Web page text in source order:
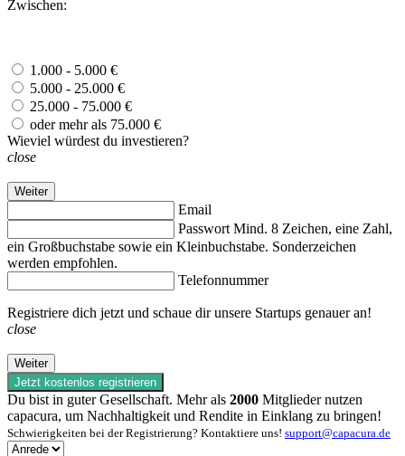
Zwischen:
1.000 - 5.000 €
5.000 - 25.000 €
25.000 - 75.000 €
oder mehr als 75.000 €
Wieviel würdest du investieren?
close
Weiter
Email
Passwort Mind. 8 Zeichen, eine Zahl,
ein Großbuchstabe sowie ein Kleinbuchstabe. Sonderzeichen
werden empfohlen.
Telefonnummer
Registriere dich jetzt und schaue dir unsere Startups genauer an!
close
Weiter
Jetzt kostenlos registrieren
Du bist in guter Gesellschaft. Mehr als 2000 Mitglieder nutzen
capacura, um Nachhaltigkeit und Rendite in Einklang zu bringen!
Schwierigkeiten bei der Registrierung? Kontaktiere uns! support@capacura.de